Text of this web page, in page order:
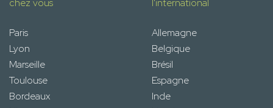
chez vous
Paris
Lyon
Marseille
Toulouse
Bordeaux
l'international
Allemagne
Belgique
Brésil
Espagne
Inde